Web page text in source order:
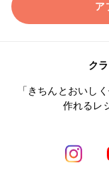
ア
ク
「きちんとおいし
作れるレ